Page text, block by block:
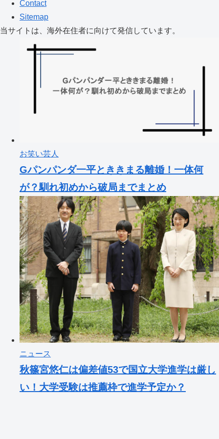
Contact
Sitemap
当サイトは、海外在住者に向けて発信しています。
お笑い芸人
Gパンパンダ一平とききまる離婚！一体何
が？馴れ初めから破局までまとめ
ニュース
秋篠宮悠仁は偏差値53で国立大学進学は厳し
い！大学受験は推薦枠で進学予定か？